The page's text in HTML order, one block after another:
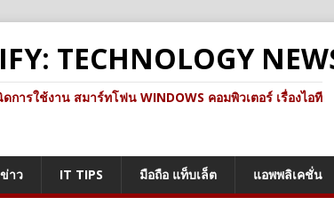
TECHNOLOGY
การใช้งาน สมาร์ทโฟน WINDOWS คอมพิวเตอร์ เรื่องไอที
ข่าว IT TIPS มือถือ แท็บเล็ต แอพพลิเคชั่น